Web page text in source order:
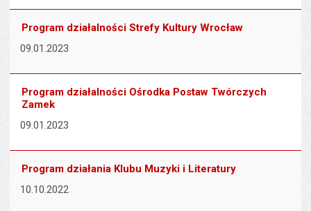
Program działalności Strefy Kultury Wrocław
09.01.2023
Program działalności Ośrodka Postaw Twórczych
Zamek
09.01.2023
Program działania Klubu Muzyki i Literatury
10.10.2022